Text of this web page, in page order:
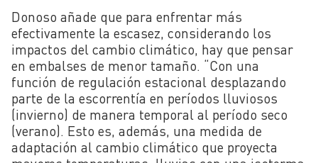
Donoso añade que para enfrentar más
efectivamente la escasez, considerando los
impactos del cambio climático, hay que pensar
en embalses de menor tamaño. “Con una
función de regulación estacional desplazando
parte de la escorrentía en períodos lluviosos
(invierno) de manera temporal al período seco
(verano). Esto es, además, una medida de
adaptación al cambio climático que proyecta